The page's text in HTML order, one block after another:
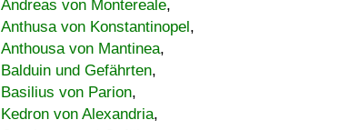
Andreas von Montereale,
Anthusa von Konstantinopel,
Anthousa von Mantinea,
Balduin und Gefährten,
Basilius von Parion,
Kedron von Alexandria,